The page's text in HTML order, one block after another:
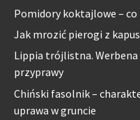
Pomidory koktajlowe – co
Jak mrozić pierogi z
Lippia trójlistna.
przyprawy
Chiński fasolnik –
uprawa w gruncie